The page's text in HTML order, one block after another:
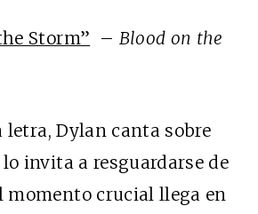
Storm” – Blood on the
letra, Dylan canta sobre
invita a resguardarse de
momento crucial llega en